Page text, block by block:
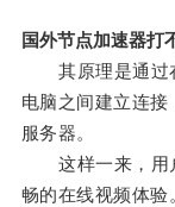
国外节点加速器打
其原理是通过在
电脑之间建立连
服务器。
这样一来，用户
畅的在线视频体验